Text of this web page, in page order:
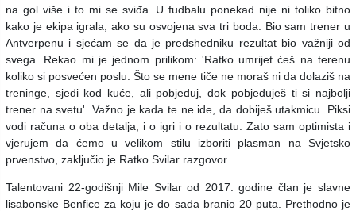
na gol više i to mi se sviđa. U fudbalu ponekad nije ni toliko bitno
kako je ekipa igrala, ako su osvojena sva tri boda. Bio sam trener u
Antverpenu i sjećam se da je predshedniku rezultat bio važniji od
svega. Rekao mi je jednom prilikom: 'Ratko umrijet ćeš na terenu
koliko si posvećen poslu. Što se mene tiče ne moraš ni da dolaziš na
treninge, sjedi kod kuće, ali pobjeđuj, dok pobjeđuješ ti si najbolji
trener na svetu'. Važno je kada te ne ide, da dobiješ utakmicu. Piksi
vodi računa o oba detalja, i o igri i o rezultatu. Zato sam optimista i
vjerujem da ćemo u velikom stilu izboriti plasman na Svjetsko
prvenstvo, zaključio je Ratko Svilar razgovor. .
Talentovani 22-godišnji Mile Svilar od 2017. godine član je slavne
lisabonske Benfice za koju je do sada branio 20 puta. Prethodno je